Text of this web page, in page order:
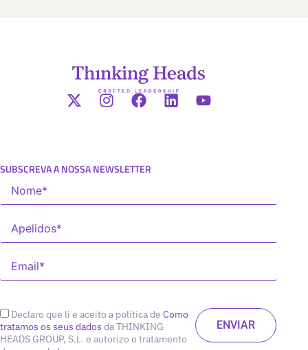
SUBSCREVA A NOSSA NEWSLETTER
Declaro que li e aceito a política de Como
tratamos os seus dados da THINKING
HEADS GROUP, S.L. e autorizo o tratamento